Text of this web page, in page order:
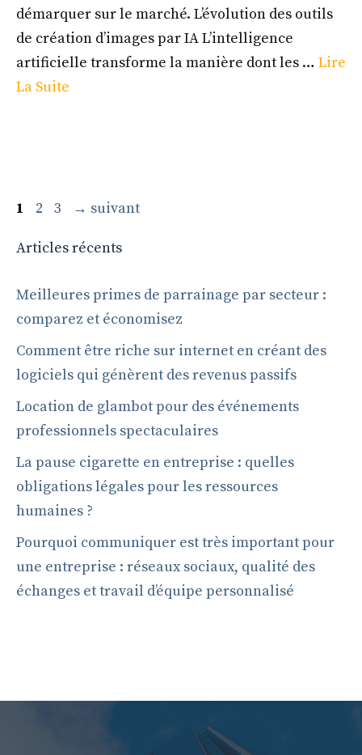
démarquer sur le marché. L’évolution des outils
de création d’images par IA L’intelligence
artificielle transforme la manière dont les … Lire
La Suite
Page
1 Page
2 Page
3 → suivant
Articles récents
Meilleures primes de parrainage par secteur :
comparez et économisez
Comment être riche sur internet en créant des
logiciels qui génèrent des revenus passifs
Location de glambot pour des événements
professionnels spectaculaires
La pause cigarette en entreprise : quelles
obligations légales pour les ressources
humaines ?
Pourquoi communiquer est très important pour
une entreprise : réseaux sociaux, qualité des
échanges et travail d’équipe personnalisé